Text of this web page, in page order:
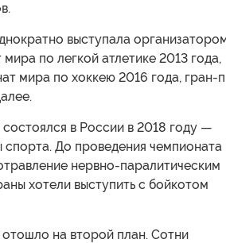
выступала
по легкой атлетике 2013 года,
мира по хоккею 2016 года, гран-
в России в 2018 году —
спорта. До проведения чемпионата
нервно-паралитическим
хотели выступить с бойкотом
на второй план. Сотни